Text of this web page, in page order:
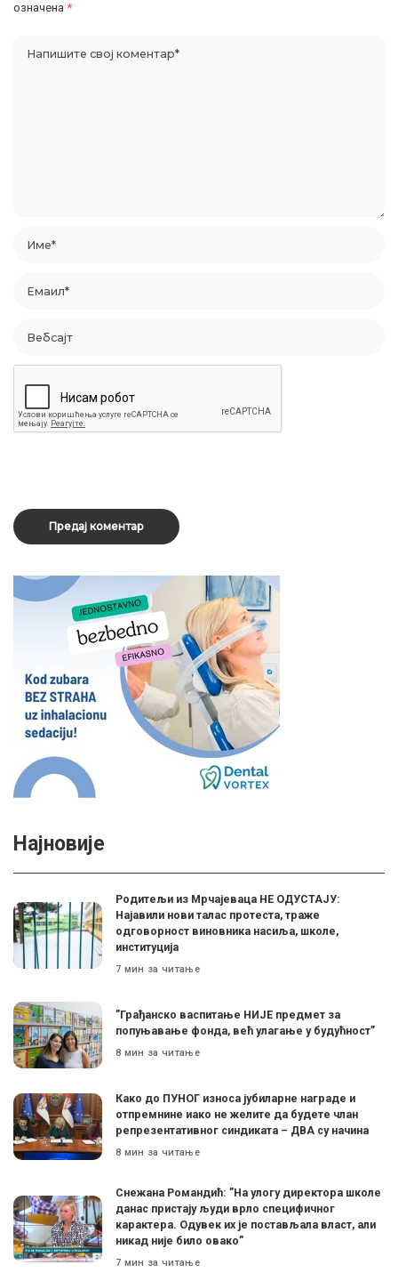
означена *
Најновије
Родитељи из Мрчајеваца НЕ ОДУСТАЈУ:
Најавили нови талас протеста, траже
одговорност виновника насиља, школе,
институција
7 мин за читање
”Грађанско васпитање НИЈЕ предмет за
попуњавање фонда, већ улагање у будућност”
8 мин за читање
Како до ПУНОГ износа јубиларне награде и
отпремнине иако не желите да будете члан
репрезентативног синдиката – ДВА су начина
8 мин за читање
Снежана Романдић: ”На улогу директора школе
данас пристају људи врло специфичног
карактера. Одувек их је постављала власт, али
никад није било овако”
7 мин за читање